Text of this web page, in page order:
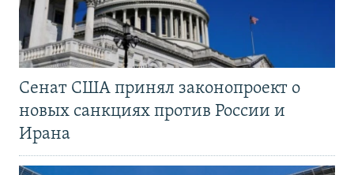
Сенат США принял законопроект о
новых санкциях против России и
Ирана